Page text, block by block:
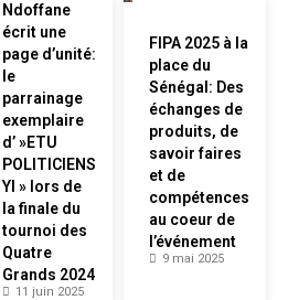
Ndoffane
écrit une
page d’unité:
le
parrainage
exemplaire
d’ »ETU
POLITICIENS
YI » lors de
la finale du
tournoi des
Quatre
Grands 2024
11 juin 2025
FIPA 2025 à la
place du
Sénégal: Des
échanges de
produits, de
savoir faires
et de
compétences
au coeur de
l’événement
9 mai 2025